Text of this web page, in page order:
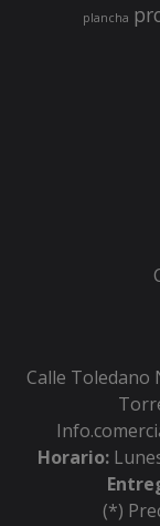
plancha
Calle Toledano
Horario:
(*)